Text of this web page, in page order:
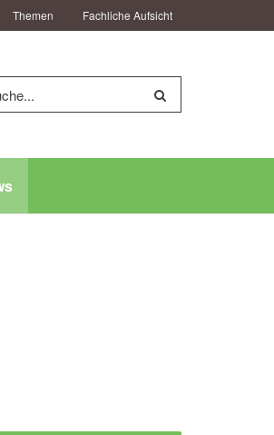
Themen Fachliche Aufsicht